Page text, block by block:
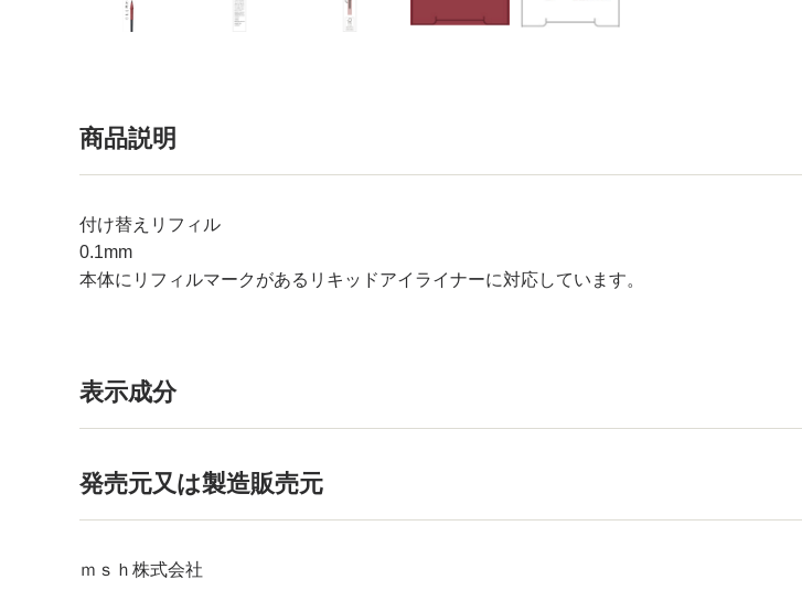
商品説明
付け替えリフィル
0.1mm
本体にリフィルマークがあるリキッドアイライナーに対応しています。
表示成分
発売元又は製造販売元
ｍｓｈ株式会社